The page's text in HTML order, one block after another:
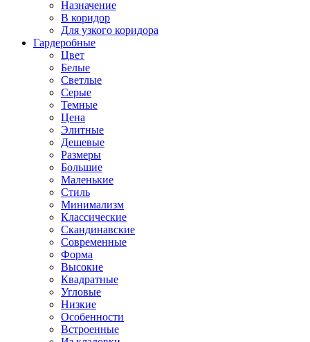
Назначение
В коридор
Для узкого коридора
Гардеробные
Цвет
Белые
Светлые
Серые
Темные
Цена
Элитные
Дешевые
Размеры
Большие
Маленькие
Стиль
Минимализм
Классические
Скандинавские
Современные
Форма
Высокие
Квадратные
Угловые
Низкие
Особенности
Встроенные